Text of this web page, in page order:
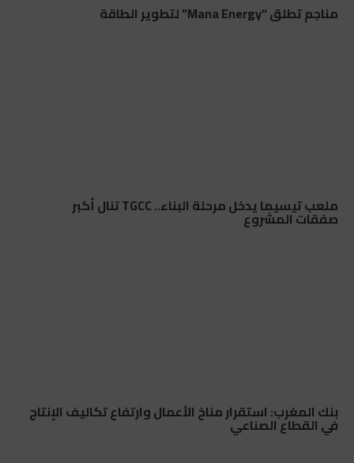
مناجم تطلق “Mana Energy” لتطوير الطاقة
ملعب تيسيما يدخل مرحلة البناء.. TGCC تنال أكبر
صفقات المشروع
بنك المغرب: استقرار مناخ الأعمال وارتفاع تكاليف الإنتاج
في القطاع الصناعي